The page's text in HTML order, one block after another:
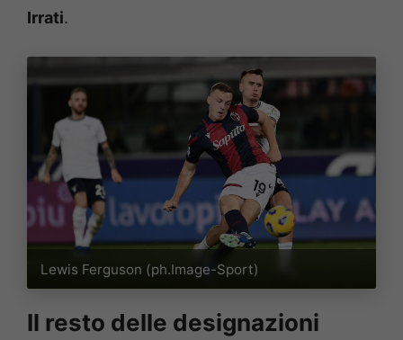
Irrati.
Lewis Ferguson (ph.Image-Sport)
Il resto delle designazioni